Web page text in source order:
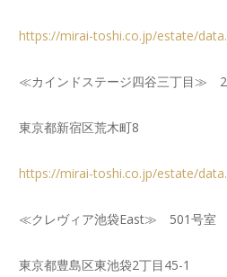
https://mirai-toshi.co.jp/estate/
≪カインドステージ四谷三丁目≫
東京都新宿区荒木町8
https://mirai-toshi.co.jp/estate/
≪クレヴィア池袋East≫ 501号室
東京都豊島区東池袋2丁目45-1